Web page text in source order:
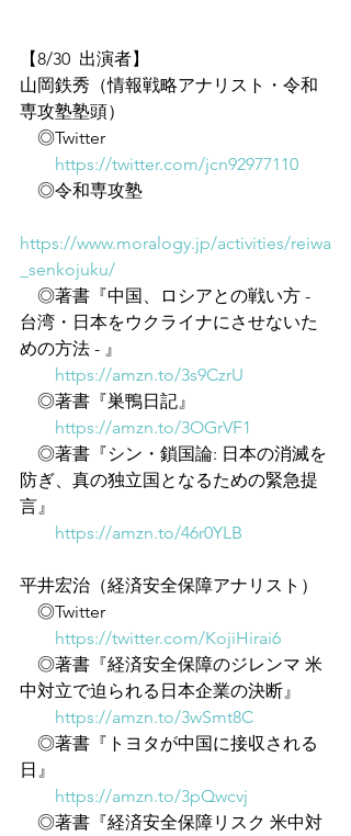
【8/30  出演者】
山岡鉄秀（情報戦略アナリスト・令和
専攻塾塾頭）
◎Twitter
https://twitter.com/jcn92977110
◎令和専攻塾
https://www.moralogy.jp/activities/reiwa
_senkojuku/
◎著書『中国、ロシアとの戦い方 -
台湾・日本をウクライナにさせないた
めの方法 - 』
https://amzn.to/3s9CzrU
◎著書『巣鴨日記』
https://amzn.to/3OGrVF1
◎著書『シン・鎖国論: 日本の消滅を
防ぎ、真の独立国となるための緊急提
言』
https://amzn.to/46r0YLB
平井宏治（経済安全保障アナリスト）
◎Twitter
https://twitter.com/KojiHirai6
◎著書『経済安全保障のジレンマ 米
中対立で迫られる日本企業の決断』
https://amzn.to/3wSmt8C
◎著書『トヨタが中国に接収される
日』
https://amzn.to/3pQwcvj
◎著書『経済安全保障リスク 米中対